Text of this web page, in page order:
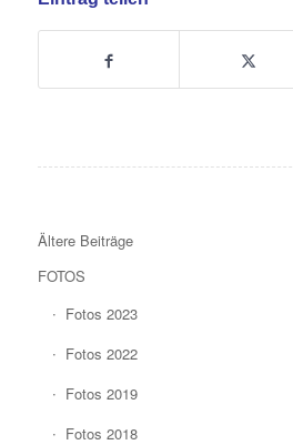
Ältere Beiträge
FOTOS
Fotos 2023
Fotos 2022
Fotos 2019
Fotos 2018